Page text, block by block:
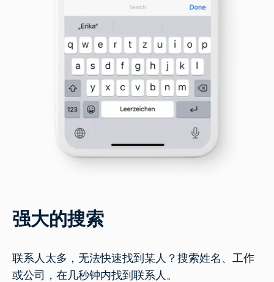
强大的搜索
联系人太多，无法快速找到某人？搜索姓名、工作
或公司，在几秒钟内找到联系人。